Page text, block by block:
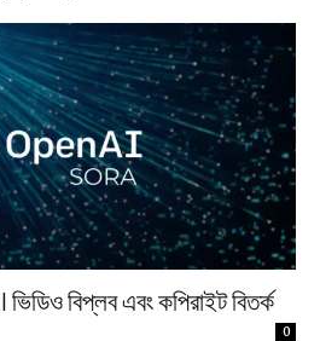
বিপ্লব এবং কপিরাইট বিতর্ক
0